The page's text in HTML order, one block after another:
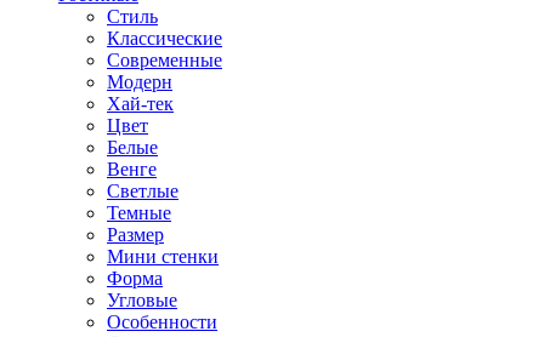
Стиль
Классические
Современные
Модерн
Хай-тек
Цвет
Белые
Венге
Светлые
Темные
Размер
Мини стенки
Форма
Угловые
Особенности